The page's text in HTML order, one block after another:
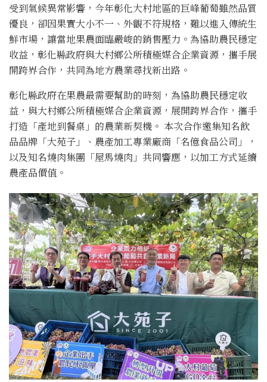
受到氣候異常影響，今年彰化大村地區的巨峰葡萄雖然品質
優良，卻因果實大小不一、外觀不符規格，難以進入傳統生
鮮市場，讓當地果農面臨嚴峻的銷售壓力。為協助農民穩定
收益，彰化縣政府與大村鄉公所積極媒合企業資源，攜手展
開跨界合作，共同為地方農業尋找新出路。
彰化縣政府在果農最需要幫助的時刻，為協助農民穩定收
益，與大村鄉公所積極媒合企業資源，展開跨界合作，攜手
打造「產地到餐桌」的農業新契機。 本次合作邀集知名飲
品品牌「大苑子」、農產加工專業廠商「名億食品公司」，
以及知名燒肉集團「屋馬燒肉」共同響應，以加工方式延續
農產品價值。